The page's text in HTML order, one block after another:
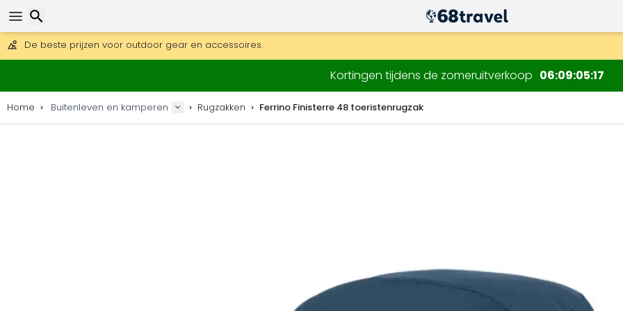
Gratis verzending bij bestellingen boven 169 €.
30 dagen retour, 90 dagen voor houten kaarten en decoraties.
Kortingen tijdens de zomeruitverkoop 06090516
Home Buitenleven en kamperen Rugzakken Ferrino Finisterre 48 toeristenrugzak